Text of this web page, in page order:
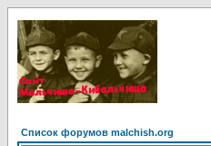
Список форумов malchish.org